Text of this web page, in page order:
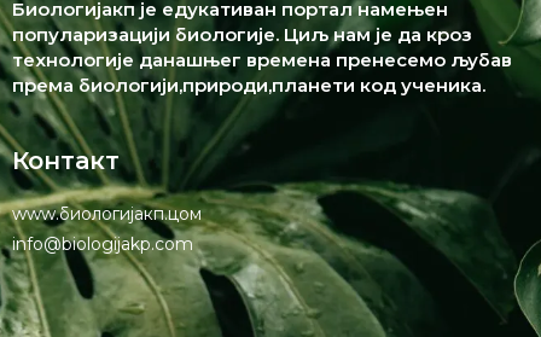
Биологијакп је едукативан портал намењен
популаризацији биологије. Циљ нам је да кроз
технологије данашњег времена пренесемо љубав
према биологији,природи,планети код ученика.
Контакт
www.биологијакп.цом
info@biologijakp.com